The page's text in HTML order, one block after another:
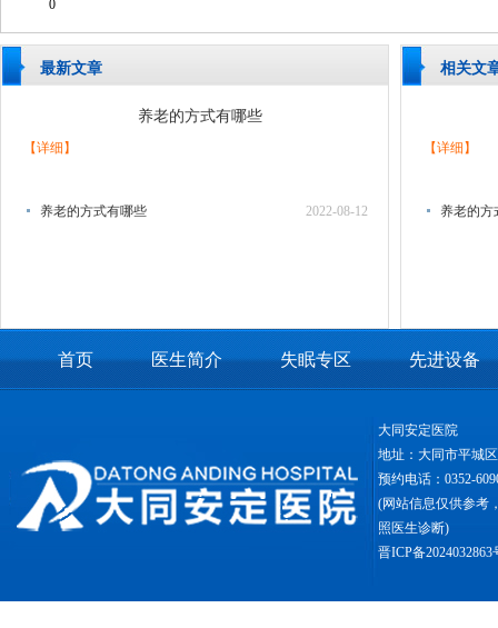
0
最新文章
养老的方式有哪些
【详细】
养老的方式有哪些 2022-08-12
相关文
【详细】
养老的方
首页 医生简介 失眠专区 先进设备
大同安定医院
地址：大同市平城
预约电话：0352-
(网站信息仅供参考
照医生诊断)
晋ICP备2024032863